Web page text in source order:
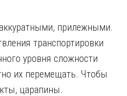
прилежными.
транспортировки
уровня сложности
их перемещать. Чтобы
царапины.